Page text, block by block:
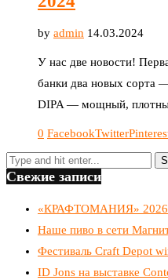
by admin 14.03.2024
У нас две новости!
банки два новых сорта
DIPA — мощный,
0 FacebookTwitter
Свежие записи
«КРАФТОМАНИЯ» 2026
Наше пиво в сети
Фестиваль Craft Depot
ID Jons на выставке